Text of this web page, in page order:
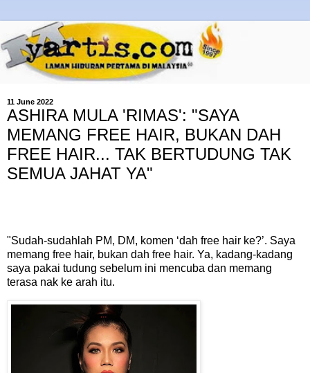
11 June 2022
ASHIRA MULA 'RIMAS': "SAYA
MEMANG FREE HAIR, BUKAN DAH
FREE HAIR... TAK BERTUDUNG TAK
SEMUA JAHAT YA"
"Sudah-sudahlah PM, DM, komen ‘dah free hair ke?’. Saya
memang free hair, bukan dah free hair. Ya, kadang-kadang
saya pakai tudung sebelum ini mencuba dan memang
terasa nak ke arah itu.